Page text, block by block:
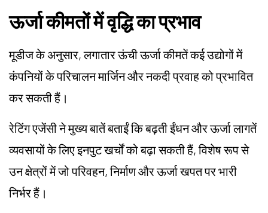
ऊर्जा कीमतों में वृद्धि का प्रभाव
मूडीज के अनुसार, लगातार ऊंची ऊर्जा कीमतें कई उद्योगों में
कंपनियों के परिचालन मार्जिन और नकदी प्रवाह को प्रभावित
कर सकती हैं।
रेटिंग एजेंसी ने मुख्य बातें बताईं कि बढ़ती ईंधन और ऊर्जा लागतें
व्यवसायों के लिए इनपुट खर्चों को बढ़ा सकती हैं, विशेष रूप से
उन क्षेत्रों में जो परिवहन, निर्माण और ऊर्जा खपत पर भारी
निर्भर हैं।